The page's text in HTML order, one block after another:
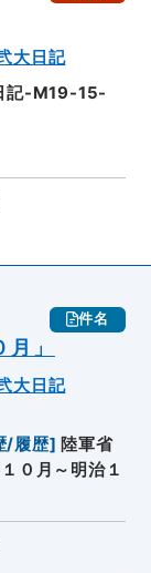
大日記
記-M19-15-
件名
」
大日記
/履歴] 陸軍省
０月～明治１